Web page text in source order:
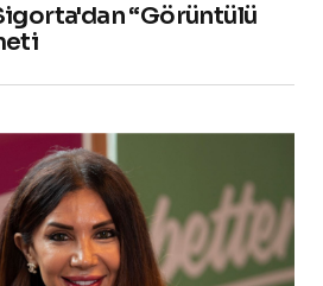
“Görüntülü